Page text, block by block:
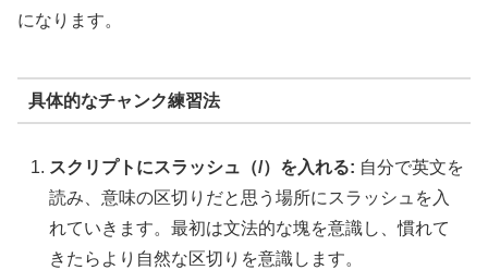
になります。
具体的なチャンク練習法
スクリプトにスラッシュ（/）を入れる: 自分で英文を
読み、意味の区切りだと思う場所にスラッシュを入
れていきます。最初は文法的な塊を意識し、慣れて
きたらより自然な区切りを意識します。